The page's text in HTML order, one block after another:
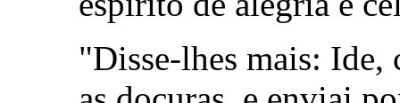
"Disse-lhes mais: Ide,